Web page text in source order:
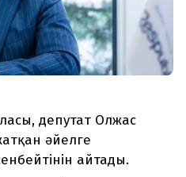
депутат Олжас
әйелге
айтады.